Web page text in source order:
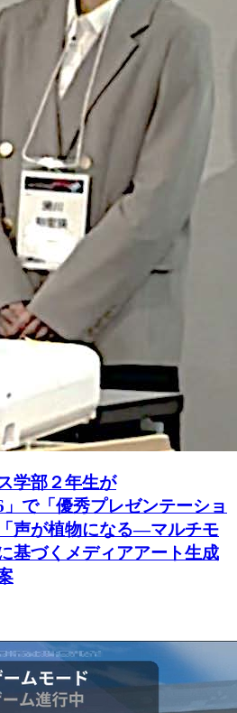
学部２年生が
」で「優秀プレゼンテーショ
声が植物になる―マルチモ
基づくメディアアート生成